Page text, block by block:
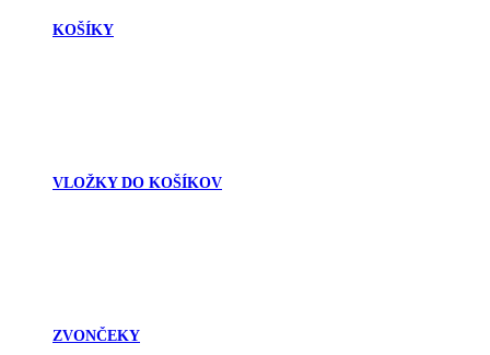
KOŠÍKY
VLOŽKY DO KOŠÍKOV
ZVONČEKY